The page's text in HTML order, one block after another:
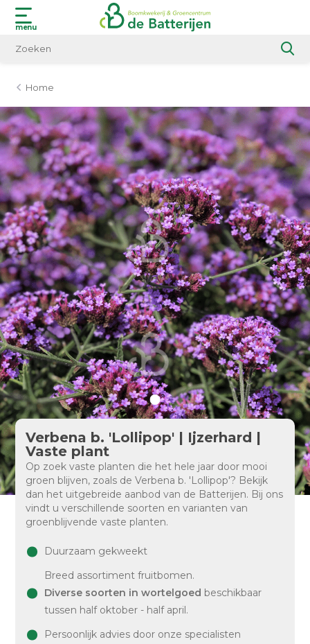
menu
Home
Verbena b. 'Lollipop' | Ijzerhard |
Vaste plant
Op zoek vaste planten die het hele jaar door mooi
groen blijven, zoals de Verbena b. 'Lollipop'? Bekijk
dan het uitgebreide aanbod van de Batterijen. Bij ons
vindt u verschillende soorten en varianten van
groenblijvende vaste planten.
Duurzaam gekweekt
Breed assortiment fruitbomen.
Diverse soorten in wortelgoed beschikbaar
tussen half oktober - half april.
Persoonlijk advies door onze specialisten